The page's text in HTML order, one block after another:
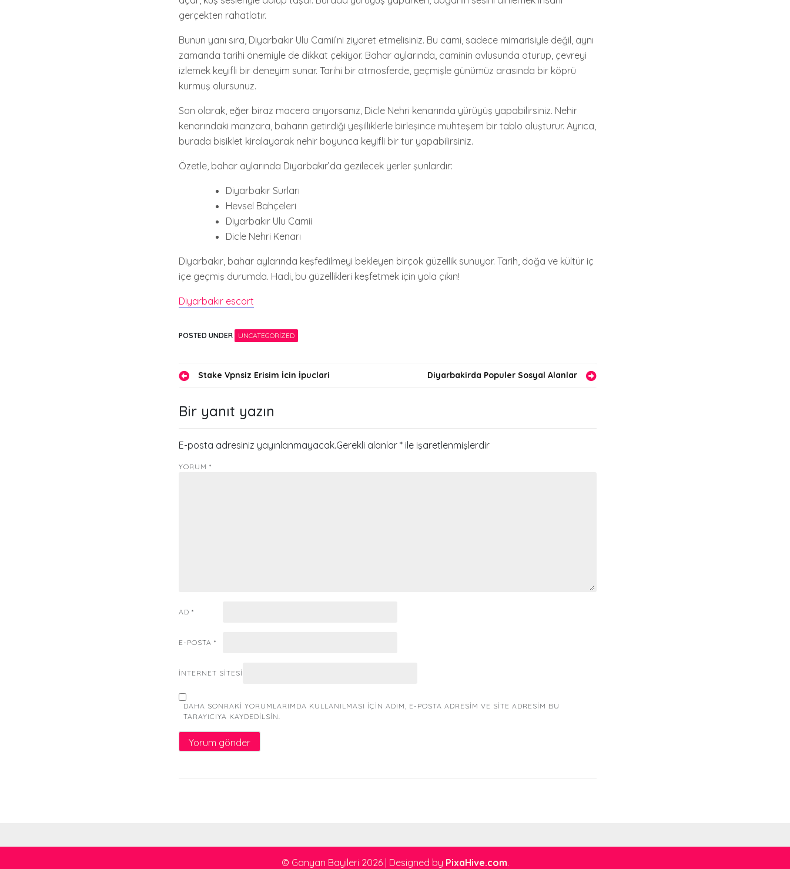
gerçekten rahatlatır.
Bunun yanı sıra, Diyarbakır Ulu Camii’ni ziyaret etmelisiniz. Bu cami, sadece mimarisiyle değil, aynı
zamanda tarihi önemiyle de dikkat çekiyor. Bahar aylarında, caminin avlusunda oturup, çevreyi
izlemek keyifli bir deneyim sunar. Tarihi bir atmosferde, geçmişle günümüz arasında bir köprü
kurmuş olursunuz.
Son olarak, eğer biraz macera arıyorsanız, Dicle Nehri kenarında yürüyüş yapabilirsiniz. Nehir
kenarındaki manzara, baharın getirdiği yeşilliklerle birleşince muhteşem bir tablo oluşturur. Ayrıca,
burada bisiklet kiralayarak nehir boyunca keyifli bir tur yapabilirsiniz.
Özetle, bahar aylarında Diyarbakır’da gezilecek yerler şunlardır:
Diyarbakır Surları
Hevsel Bahçeleri
Diyarbakır Ulu Camii
Dicle Nehri Kenarı
Diyarbakır, bahar aylarında keşfedilmeyi bekleyen birçok güzellik sunuyor. Tarih, doğa ve kültür iç
içe geçmiş durumda. Hadi, bu güzellikleri keşfetmek için yola çıkın!
Diyarbakır escort
POSTED UNDER UNCATEGORIZED
Yazı
gezinmesi
Stake Vpnsiz Erisim İcin İpuclari Diyarbakirda Populer Sosyal Alanlar
Bir yanıt yazın
E-posta adresiniz yayınlanmayacak.Gerekli alanlar * ile işaretlenmişlerdir
YORUM *
AD *
E-POSTA *
İNTERNET SITESI
DAHA SONRAKI YORUMLARIMDA KULLANILMASI IÇIN ADIM, E-POSTA ADRESIM VE SITE ADRESIM BU
TARAYICIYA KAYDEDILSIN.
© Ganyan Bayileri 2026 | Designed by PixaHive.com.